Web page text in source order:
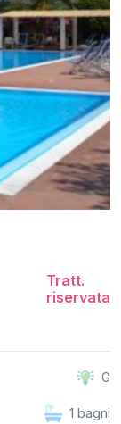
Tratt.
riservata
G
1 bagni